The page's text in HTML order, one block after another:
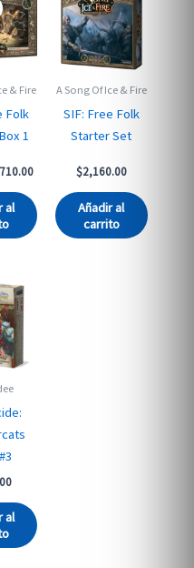
& Fire
Folk
1
Current
is:
$710.00.
al
A Song Of Ice & Fire
SIF: Free Folk
Starter Set
$2,160.00
Añadir al
carrito
al